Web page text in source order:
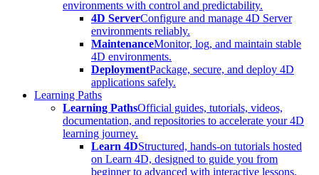
environments with control and predictability.
4D ServerConfigure and manage 4D Server
environments reliably.
MaintenanceMonitor, log, and maintain stable
4D environments.
DeploymentPackage, secure, and deploy 4D
applications safely.
Learning Paths
Learning PathsOfficial guides, tutorials, videos,
documentation, and repositories to accelerate your 4D
learning journey.
Learn 4DStructured, hands-on tutorials hosted
on Learn 4D, designed to guide you from
beginner to advanced with interactive lessons.